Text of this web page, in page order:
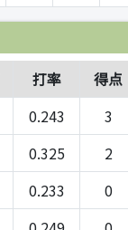
打率 得点
0.243 3
0.325 2
0.233 0